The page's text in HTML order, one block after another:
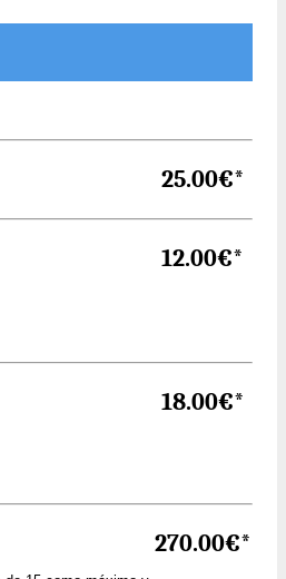
25.00€*
12.00€*
18.00€*
270.00€*